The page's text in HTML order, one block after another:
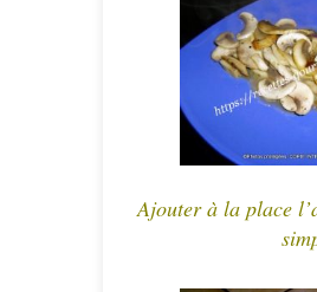
Ajouter à la place